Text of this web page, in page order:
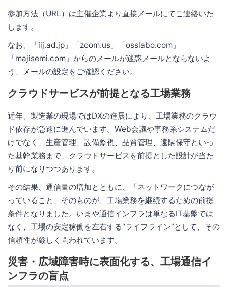
参加方法（URL）は主催企業より直接メールにてご連絡いた
します。
なお、「iij.ad.jp」「zoom.us」「osslabo.com」
「majisemi.com」からのメールが迷惑メールとならないよ
う、メールの設定をご確認ください。
クラウドサービスが前提となる工場業務
近年、製造業の現場ではDXの進展により、工場業務のクラウ
ド依存が急速に進んでいます。Web会議や事務系システムだ
けでなく、生産管理、設備監視、品質管理、遠隔保守といっ
た基幹業務まで、クラウドサービスを前提とした設計が当た
り前になりつつあります。
その結果、通信量の増加とともに、「ネットワークにつなが
っていること」そのものが、工場業務を継続するための前提
条件となりました。いまや通信インフラは単なるIT基盤では
なく、工場の安定稼働を左右する“ライフライン”として、その
信頼性が厳しく問われています。
災害・広域障害時に表面化する、工場通信イ
ンフラの盲点